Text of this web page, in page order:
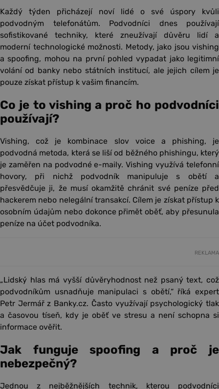
Každý týden přicházejí noví lidé o své úspory kvůli
podvodným telefonátům. Podvodníci dnes používají
sofistikované techniky, které zneužívají důvěru lidí a
moderní technologické možnosti. Metody, jako jsou vishing
a spoofing, mohou na první pohled vypadat jako legitimní
volání od banky nebo státních institucí, ale jejich cílem je
pouze získat přístup k vašim financím.
Co je to vishing a proč ho podvodníci
používají?
Vishing, což je kombinace slov voice a phishing, je
podvodná metoda, která se liší od běžného phishingu, který
je zaměřen na podvodné e-maily. Vishing využívá telefonní
hovory, při nichž podvodník manipuluje s obětí a
přesvědčuje ji, že musí okamžitě chránit své peníze před
hackerem nebo nelegální transakcí. Cílem je získat přístup k
osobním údajům nebo dokonce přimět oběť, aby přesunula
peníze na účet podvodníka.
REKLAMA
„Lidský hlas má vyšší důvěryhodnost než psaný text, což
podvodníkům usnadňuje manipulaci s obětí,“ říká expert
Petr Jermář z Banky.cz. Často využívají psychologický tlak
a časovou tíseň, kdy je oběť ve stresu a není schopna si
informace ověřit.
Jak funguje spoofing a proč je
nebezpečný?
Jednou z nejběžnějších technik, kterou podvodníci